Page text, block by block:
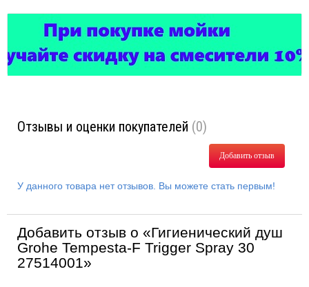
Отзывы и оценки покупателей (0)
Добавить отзыв
У данного товара нет отзывов. Вы можете стать первым!
Добавить отзыв о «Гигиенический душ
Grohe Tempesta-F Trigger Spray 30
27514001»